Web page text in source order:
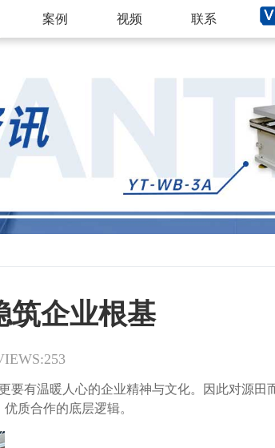
案例 视频 联系
筑企业根基
有温暖人心的企业精神与文化。因此对源田
质合作的底层逻辑。